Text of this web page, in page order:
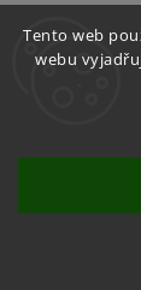
Tento web
webu
Typ motoru
Značka